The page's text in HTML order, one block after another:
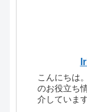
こんにちは
のお役立ち
介しています